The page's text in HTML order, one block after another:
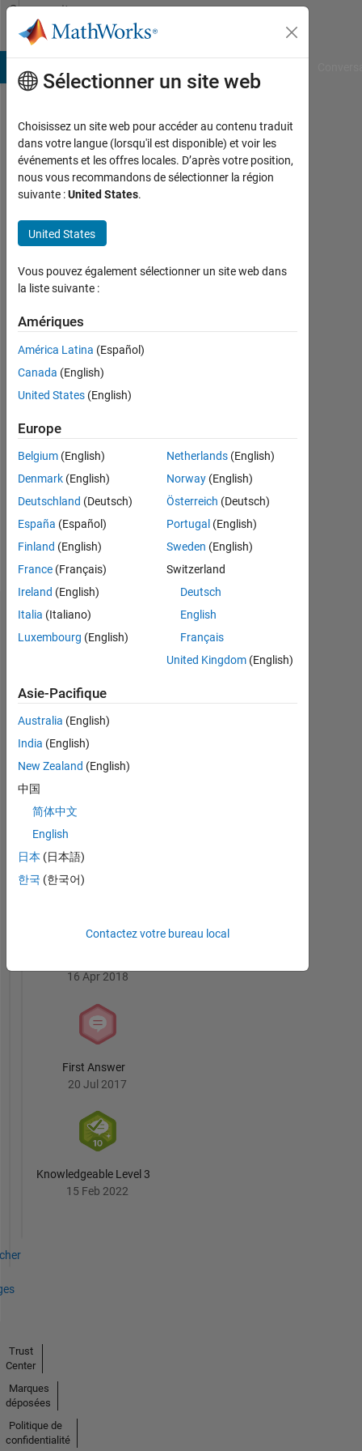
Passer au contenu
Community
Profile
Arnav
Mendiratta
MathWorks
depuis
2016
Followers:
Following:
0
Follow
I
work
at
MathWorks.
In
my
time
I
play
guitar,
drums,
read,
write
and
listen
to
some
good
ole
comments
MATLAB
Answers
do
Afficher
plus
Badges
MATLAB
Badges
Knowledgeable Level 2
16 Apr 2018
First Answer
20 Jul 2017
Knowledgeable Level 3
15 Feb 2022
Sélectionner un site web
Choisissez un site web pour accéder au contenu traduit
dans votre langue (lorsqu'il est disponible) et voir les
événements et les offres locales. D’après votre position,
nous vous recommandons de sélectionner la région
suivante :United States.
United States
Vous pouvez également sélectionner un site web dans
la liste suivante :
Amériques
América Latina (Español)
Canada (English)
United States (English)
Europe
Belgium (English)
Denmark (English)
Deutschland (Deutsch)
España (Español)
Finland (English)
France (Français)
Ireland (English)
Italia (Italiano)
Luxembourg (English)
Netherlands(English)
Norway(English)
Österreich (Deutsch)
Portugal (English)
Sweden (English)
Switzerland
Deutsch
English
Français
United Kingdom(English)
Asie-Pacifique
Australia (English)
India (English)
New Zealand (English)
中国
简体中文
English
日本 (日本語)
한국 (한국어)
Contactez votre bureau local
Trust
Center
Marques
déposées
Politique de
confidentialité